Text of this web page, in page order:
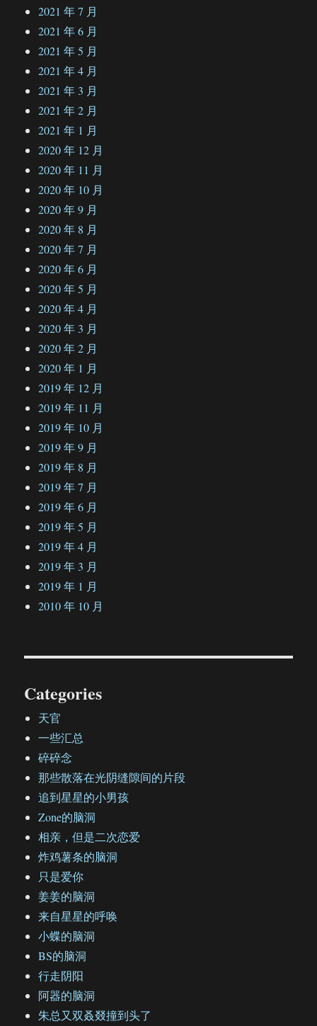
2021 年 7 月
2021 年 6 月
2021 年 5 月
2021 年 4 月
2021 年 3 月
2021 年 2 月
2021 年 1 月
2020 年 12 月
2020 年 11 月
2020 年 10 月
2020 年 9 月
2020 年 8 月
2020 年 7 月
2020 年 6 月
2020 年 5 月
2020 年 4 月
2020 年 3 月
2020 年 2 月
2020 年 1 月
2019 年 12 月
2019 年 11 月
2019 年 10 月
2019 年 9 月
2019 年 8 月
2019 年 7 月
2019 年 6 月
2019 年 5 月
2019 年 4 月
2019 年 3 月
2019 年 1 月
2010 年 10 月
Categories
天官
一些汇总
碎碎念
那些散落在光阴缝隙间的片段
追到星星的小男孩
Zone的脑洞
相亲，但是二次恋爱
炸鸡薯条的脑洞
只是爱你
姜姜的脑洞
来自星星的呼唤
小蝶的脑洞
BS的脑洞
行走阴阳
阿器的脑洞
朱总又双叒叕撞到头了